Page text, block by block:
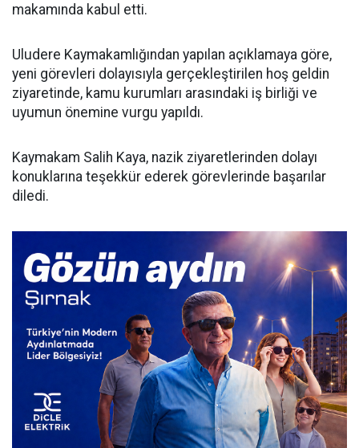
makamında kabul etti.
Uludere Kaymakamlığından yapılan açıklamaya göre,
yeni görevleri dolayısıyla gerçekleştirilen hoş geldin
ziyaretinde, kamu kurumları arasındaki iş birliği ve
uyumun önemine vurgu yapıldı.
Kaymakam Salih Kaya, nazik ziyaretlerinden dolayı
konuklarına teşekkür ederek görevlerinde başarılar
diledi.